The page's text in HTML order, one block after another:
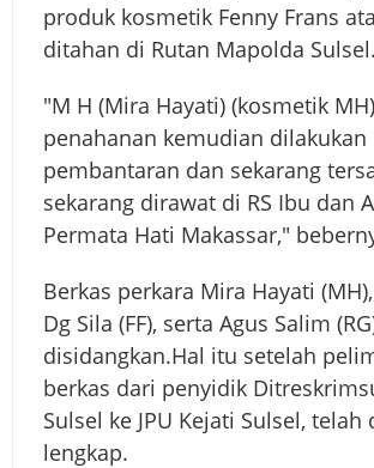
produk kosmetik Fenny Frans
ditahan di Rutan Mapolda Sulsel.
"M H (Mira Hayati) (kosmetik
penahanan kemudian dilakukan
pembantaran dan sekarang
sekarang dirawat di RS Ibu dan
Permata Hati Makassar,"
Berkas perkara Mira Hayati
Dg Sila (FF), serta Agus Salim
disidangkan.Hal itu setelah
berkas dari penyidik
Sulsel ke JPU Kejati Sulsel, telah
lengkap.